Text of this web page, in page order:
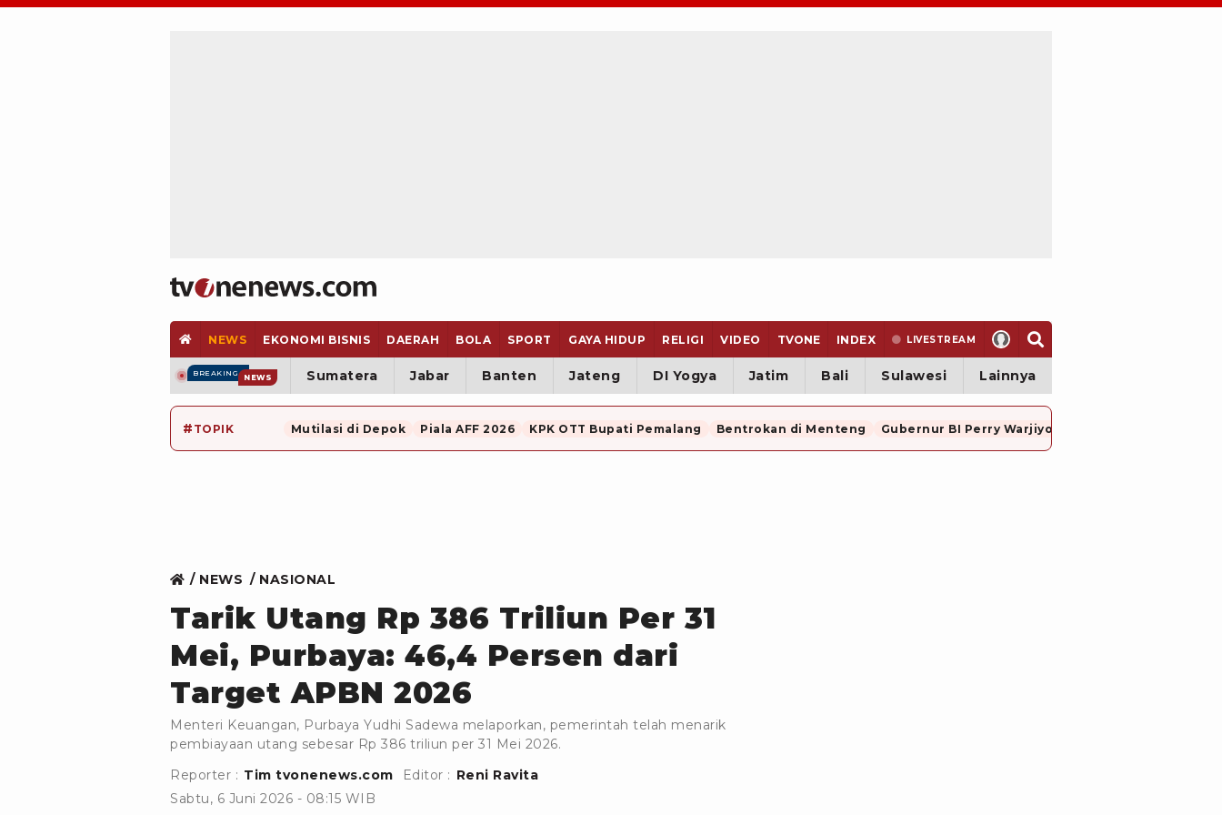
NEWS EKONOMI BISNIS DAERAH BOLA SPORT GAYA HIDUP RELIGI VIDEO TVONE INDEX LIVESTREAM
BREAKING NEWS Sumatera Jabar Banten Jateng DI Yogya Jatim Bali Sulawesi Lainnya
# TOPIK Mutilasi di Depok Piala AFF 2026 KPK OTT Bupati Pemalang Bentrokan di Menteng Gubernur BI Perry Warjiyo Mundur
NEWS NASIONAL
Tarik Utang Rp 386 Triliun Per 31
Mei, Purbaya: 46,4 Persen dari
Target APBN 2026
Menteri Keuangan, Purbaya Yudhi Sadewa melaporkan, pemerintah telah menarik
pembiayaan utang sebesar Rp 386 triliun per 31 Mei 2026.
Reporter : Tim tvonenews.com Editor : Reni Ravita
Sabtu, 6 Juni 2026 - 08:15 WIB